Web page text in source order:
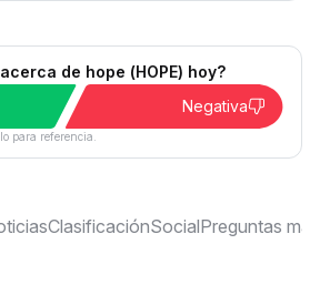
de hope (HOPE) hoy?
Negativa
para referencia.
ClasificaciónSocialPreguntas